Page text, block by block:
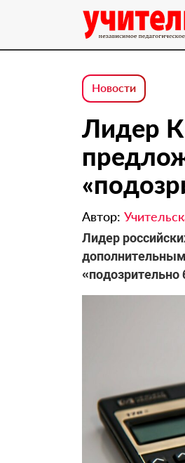
Новости
Лидер
Автор:
Лидер